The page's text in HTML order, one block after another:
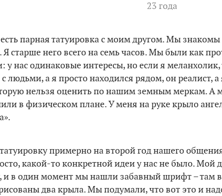
23 года
парная татуировка с моим другом. Мы знакомы
Я старше него всего на семь часов. Мы были как
у нас одинаковые интересы, но если я
людьми, а я просто находился рядом, он реалист,
нельзя оценить по нашим земным меркам. А
в физическом плане. У меня на руке крыло
примерно на второй год нашего
какой-то конкретной идеи у нас не было. Мой
и в один момент мы нашли забавный шрифт – там
два крыла. Мы подумали, что вот это и